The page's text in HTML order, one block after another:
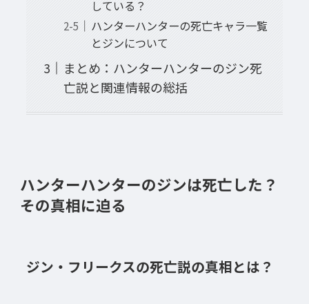
している？
ハンターハンターの死亡キャラ一覧
とジンについて
まとめ：ハンターハンターのジン死
亡説と関連情報の総括
ハンターハンターのジンは死亡した？
その真相に迫る
ジン・フリークスの死亡説の真相とは？